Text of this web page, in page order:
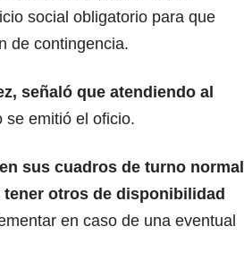
social obligatorio para que
de contingencia.
señaló que atendiendo al
se emitió el oficio.
sus cuadros de turno normal
otros de disponibilidad
en caso de una eventual